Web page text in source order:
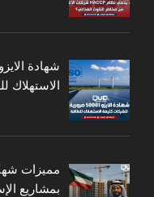
الاستهلاك
مميزات
بمشاريع